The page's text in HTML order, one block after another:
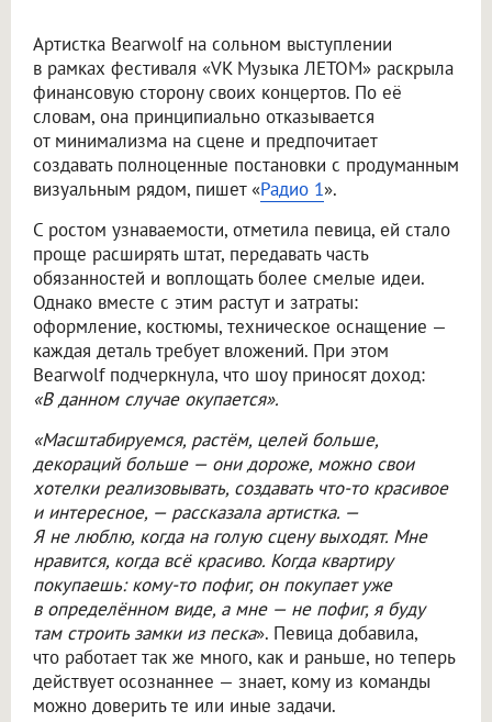
Артистка Bearwolf на сольном выступлении
в рамках фестиваля «VK Музыка ЛЕТОМ» раскрыла
финансовую сторону своих концертов. По её
словам, она принципиально отказывается
от минимализма на сцене и предпочитает
создавать полноценные постановки с продуманным
визуальным рядом, пишет «Радио 1».
С ростом узнаваемости, отметила певица, ей стало
проще расширять штат, передавать часть
обязанностей и воплощать более смелые идеи.
Однако вместе с этим растут и затраты:
оформление, костюмы, техническое оснащение —
каждая деталь требует вложений. При этом
Bearwolf подчеркнула, что шоу приносят доход:
«В данном случае окупается».
«Масштабируемся, растём, целей больше,
декораций больше — они дороже, можно свои
хотелки реализовывать, создавать что-то красивое
и интересное, — рассказала артистка. —
Я не люблю, когда на голую сцену выходят. Мне
нравится, когда всё красиво. Когда квартиру
покупаешь: кому-то пофиг, он покупает уже
в определённом виде, а мне — не пофиг, я буду
там строить замки из песка». Певица добавила,
что работает так же много, как и раньше, но теперь
действует осознаннее — знает, кому из команды
можно доверить те или иные задачи.